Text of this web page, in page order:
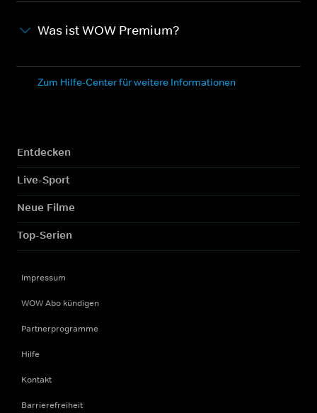
Was ist WOW Premium?
Zum Hilfe-Center für weitere Informationen
Entdecken
Live-Sport
Neue Filme
Top-Serien
Impressum
WOW Abo kündigen
Partnerprogramme
Hilfe
Kontakt
Barrierefreiheit